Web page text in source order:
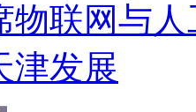
物联网与
津发展